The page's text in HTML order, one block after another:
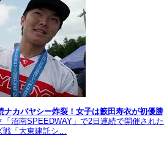
ナカバヤシー炸裂！女子は籔田寿衣が初優勝
沼南SPEEDWAY」で2日連続で開催された
戦「大東建託シ…